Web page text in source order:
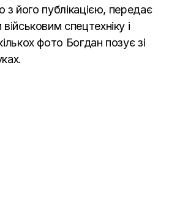
з його публікацією, передає
спецтехніку і
фото Богдан позує зі